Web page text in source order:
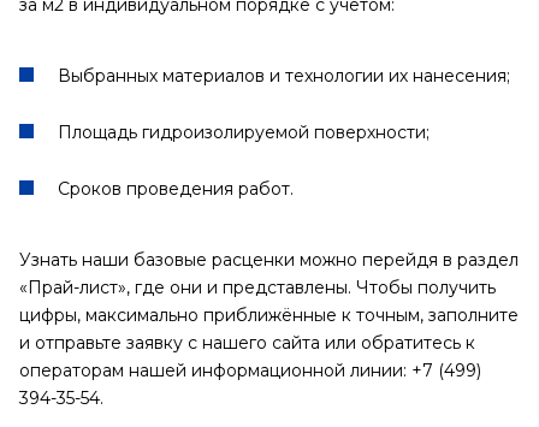
за м2 в индивидуальном порядке с учётом:
Выбранных материалов и технологии их нанесения;
Площадь гидроизолируемой поверхности;
Сроков проведения работ.
Узнать наши базовые расценки можно перейдя в раздел
«Прай-лист», где они и представлены. Чтобы получить
цифры, максимально приближённые к точным, заполните
и отправьте заявку с нашего сайта или обратитесь к
операторам нашей информационной линии: +7 (499)
394-35-54.